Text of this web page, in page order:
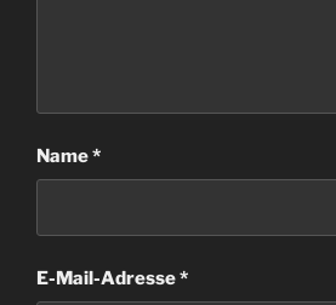
Name*
E-Mail-Adresse*